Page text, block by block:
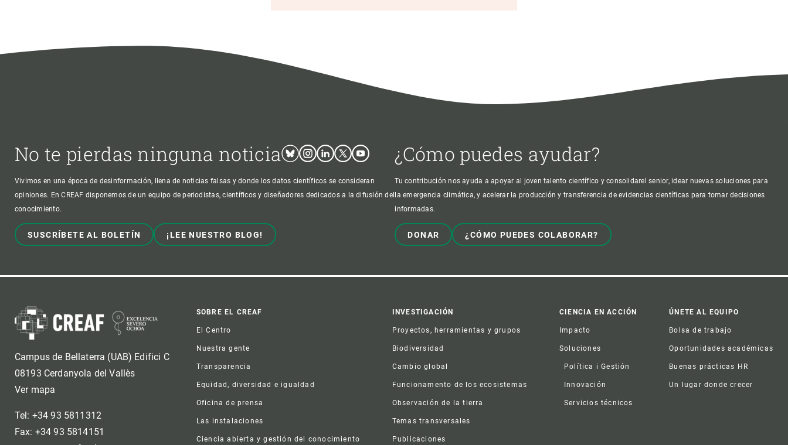
No te pierdas ninguna noticiaBlueskyInstagram
LinkedinTwitterYoutube
Vivimos en una época de desinformación, llena de noticias falsas y donde los datos científicos se consideran
opiniones. En CREAF disponemos de un equipo de periodistas, científicos y diseñadores dedicados a la difusión del
conocimiento.
SUSCRÍBETE AL BOLETÍN ¡LEE NUESTRO BLOG!
¿Cómo puedes ayudar?
Tu contribución nos ayuda a apoyar al joven talento científico y consolidarel senior, idear nuevas soluciones para
la emergencia climática, y acelerar la producción y transferencia de evidencias científicas para tomar decisiones
informadas.
DONAR ¿CÓMO PUEDES COLABORAR?
Campus de Bellaterra (UAB) Edifici C
08193 Cerdanyola del Vallès
Ver mapa
Tel: +34 93 5811312
Fax: +34 93 5814151
Footer
SOBRE EL CREAF
El Centro
Nuestra gente
Transparencia
Equidad, diversidad e igualdad
Oficina de prensa
Las instalaciones
Ciencia abierta y gestión del conocimiento
INVESTIGACIÓN
Proyectos, herramientas y grupos
Biodiversidad
Cambio global
Funcionamento de los ecosistemas
Observación de la tierra
Temas transversales
Publicaciones
CIENCIA EN ACCIÓN
Impacto
Soluciones
Política i Gestión
Innovación
Servicios técnicos
ÚNETE AL EQUIPO
Bolsa de trabajo
Oportunidades académicas
Buenas prácticas HR
Un lugar donde crecer